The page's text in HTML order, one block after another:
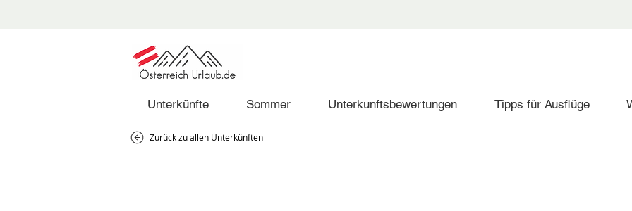
Unterkünfte Sommer Unterkunftsbewertungen Tipps für Ausflüge
Zurück zu allen Unterkünften